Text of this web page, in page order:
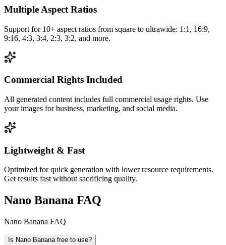
Multiple Aspect Ratios
Support for 10+ aspect ratios from square to ultrawide: 1:1, 16:9,
9:16, 4:3, 3:4, 2:3, 3:2, and more.
Commercial Rights Included
All generated content includes full commercial usage rights. Use
your images for business, marketing, and social media.
Lightweight & Fast
Optimized for quick generation with lower resource requirements.
Get results fast without sacrificing quality.
Nano Banana FAQ
Nano Banana FAQ
Is Nano Banana free to use?